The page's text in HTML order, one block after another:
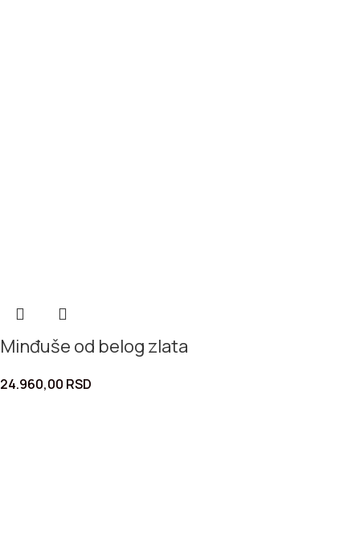
Minđuše od belog zlata
24.960,00 RSD